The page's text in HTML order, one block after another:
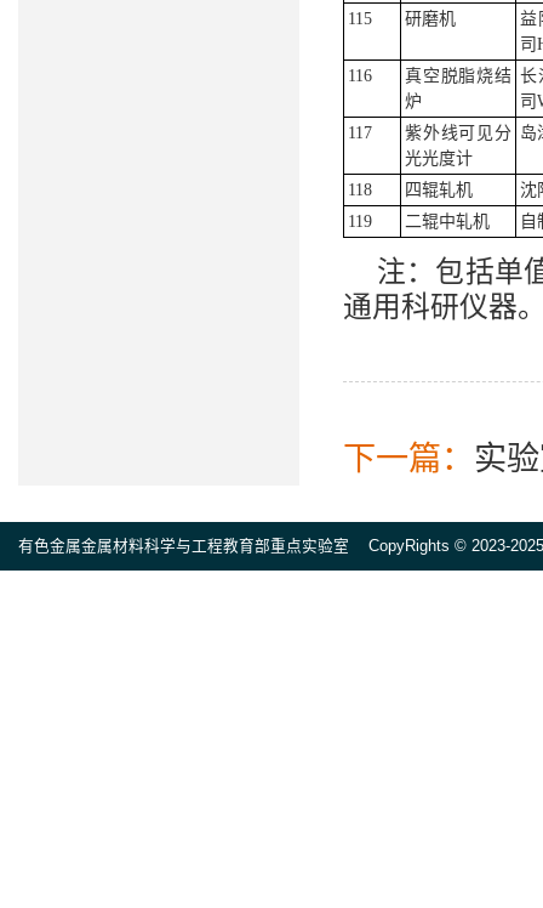
115 研磨机
益
司
116
真空脱脂烧结
炉
长
司
117
紫外线可见分
光光度计
岛
118 四辊轧机
沈
119
二辊中轧机 自
注：包括单
通用科研仪器
下一篇： 实
有色金属金属材料科学与工程教育部重点实验室 CopyRights © 2023-